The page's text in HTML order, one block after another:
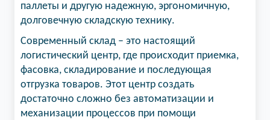
паллеты и другую надежную, эргономичную,
долговечную складскую технику.
Современный склад – это настоящий
логистический центр, где происходит приемка,
фасовка, складирование и последующая
отгрузка товаров. Этот центр создать
достаточно сложно без автоматизации и
механизации процессов при помощи